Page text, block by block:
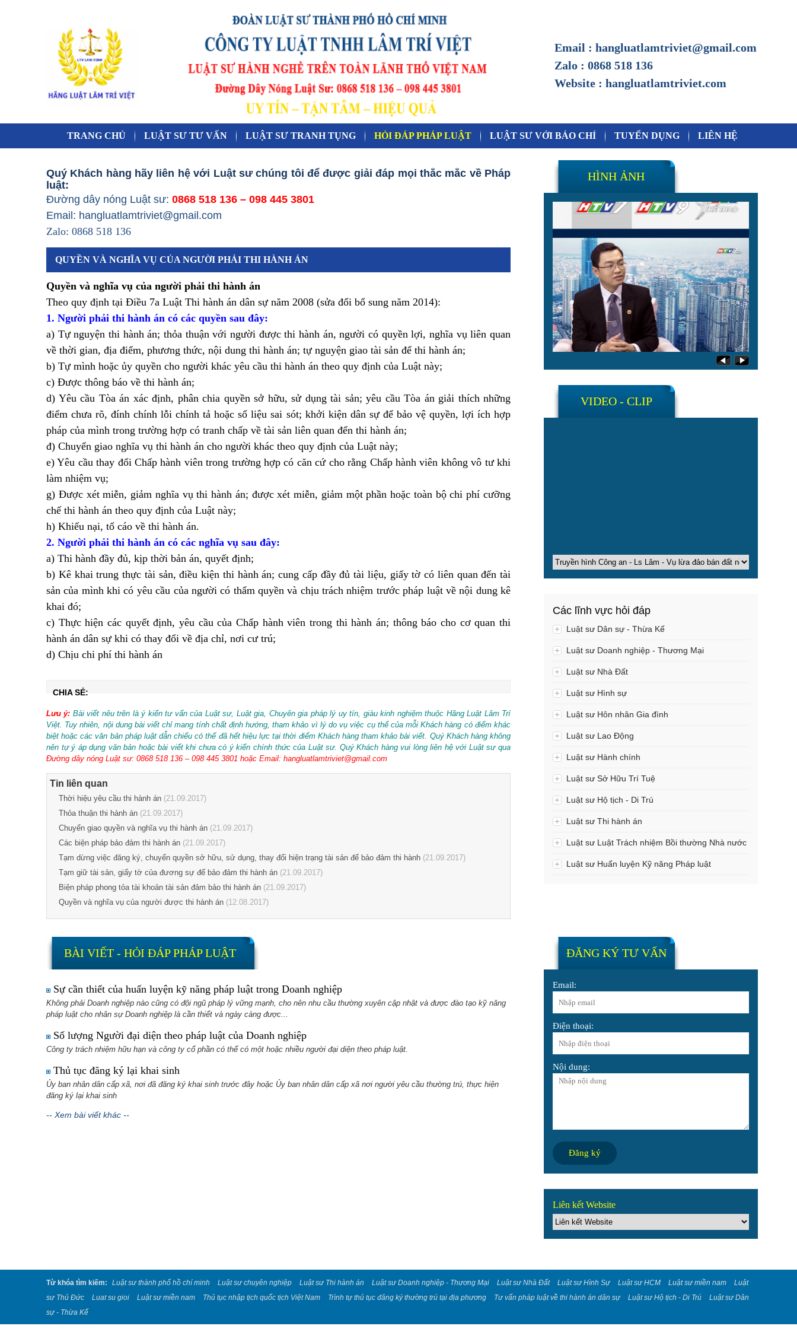
Email : hangluatlamtriviet@gmail.com
Zalo : 0868 518 136
Website : hangluatlamtriviet.com
TRANG CHỦ LUẬT SƯ TƯ VẤN LUẬT SƯ TRANH TỤNG HỎI ĐÁP PHÁP LUẬT LUẬT SƯ VỚI BÁO CHÍ TUYỂN DỤNG LIÊN HỆ
Quý Khách hàng hãy liên hệ với Luật sư chúng tôi để được giải đáp mọi thắc mắc về Pháp
luật:
Đường dây nóng Luật sư: 0868 518 136 – 098 445 3801
Email: hangluatlamtriviet@gmail.com
Zalo: 0868 518 136
QUYỀN VÀ NGHĨA VỤ CỦA NGƯỜI PHẢI THI HÀNH ÁN
Quyền và nghĩa vụ của người phải thi hành án
Theo quy định tại Điều 7a Luật Thi hành án dân sự năm 2008 (sửa đổi bổ sung năm 2014):
1. Người phải thi hành án có các quyền sau đây:
a) Tự nguyện thi hành án; thỏa thuận với người được thi hành án, người có quyền lợi, nghĩa vụ liên quan
về thời gian, địa điểm, phương thức, nội dung thi hành án; tự nguyện giao tài sản để thi hành án;
b) Tự mình hoặc ủy quyền cho người khác yêu cầu thi hành án theo quy định của Luật này;
c) Được thông báo về thi hành án;
d) Yêu cầu Tòa án xác định, phân chia quyền sở hữu, sử dụng tài sản; yêu cầu Tòa án giải thích những
điểm chưa rõ, đính chính lỗi chính tả hoặc số liệu sai sót; khởi kiện dân sự để bảo vệ quyền, lợi ích hợp
pháp của mình trong trường hợp có tranh chấp về tài sản liên quan đến thi hành án;
đ) Chuyển giao nghĩa vụ thi hành án cho người khác theo quy định của Luật này;
e) Yêu cầu thay đổi Chấp hành viên trong trường hợp có căn cứ cho rằng Chấp hành viên không vô tư khi
làm nhiệm vụ;
g) Được xét miễn, giảm nghĩa vụ thi hành án; được xét miễn, giảm một phần hoặc toàn bộ chi phí cưỡng
chế thi hành án theo quy định của Luật này;
h) Khiếu nại, tố cáo về thi hành án.
2. Người phải thi hành án có các nghĩa vụ sau đây:
a) Thi hành đầy đủ, kịp thời bản án, quyết định;
b) Kê khai trung thực tài sản, điều kiện thi hành án; cung cấp đầy đủ tài liệu, giấy tờ có liên quan đến tài
sản của mình khi có yêu cầu của người có thẩm quyền và chịu trách nhiệm trước pháp luật về nội dung kê
khai đó;
c) Thực hiện các quyết định, yêu cầu của Chấp hành viên trong thi hành án; thông báo cho cơ quan thi
hành án dân sự khi có thay đổi về địa chỉ, nơi cư trú;
d) Chịu chi phí thi hành án
CHIA SẺ:
Lưu ý: Bài viết nêu trên là ý kiến tư vấn của Luật sư, Luật gia, Chuyên gia pháp lý uy tín, giàu kinh nghiệm thuộc Hãng Luật Lâm Trí
Việt. Tuy nhiên, nội dung bài viết chỉ mang tính chất định hướng, tham khảo vì lý do vụ việc cụ thể của mỗi Khách hàng có điểm khác
biệt hoặc các văn bản pháp luật dẫn chiếu có thể đã hết hiệu lực tại thời điểm Khách hàng tham khảo bài viết. Quý Khách hàng không
nên tự ý áp dụng văn bản hoặc bài viết khi chưa có ý kiến chính thức của Luật sư. Quý Khách hàng vui lòng liên hệ với Luật sư qua
Đường dây nóng Luật sư: 0868 518 136 – 098 445 3801 hoặc Email: hangluatlamtriviet@gmail.com
Tin liên quan
Thời hiệu yêu cầu thi hành án (21.09.2017)
Thỏa thuận thi hành án (21.09.2017)
Chuyển giao quyền và nghĩa vụ thi hành án (21.09.2017)
Các biện pháp bảo đảm thi hành án (21.09.2017)
Tạm dừng việc đăng ký, chuyển quyền sở hữu, sử dụng, thay đổi hiện trạng tài sản để bảo đảm thi hành (21.09.2017)
Tạm giữ tài sản, giấy tờ của đương sự để bảo đảm thi hành án (21.09.2017)
Biện pháp phong tỏa tài khoản tài sản đảm bảo thi hành án (21.09.2017)
Quyền và nghĩa vụ của người được thi hành án (12.08.2017)
HÌNH ẢNH
VIDEO - CLIP
Các lĩnh vực hỏi đáp
Luật sư Dân sự - Thừa Kế
Luật sư Doanh nghiệp - Thương Mại
Luật sư Nhà Đất
Luật sư Hình sự
Luật sư Hôn nhân Gia đình
Luật sư Lao Động
Luật sư Hành chính
Luật sư Sở Hữu Trí Tuệ
Luật sư Hộ tịch - Di Trú
Luật sư Thi hành án
Luật sư Luật Trách nhiệm Bồi thường Nhà nước
Luật sư Huấn luyện Kỹ năng Pháp luật
BÀI VIẾT - HỎI ĐÁP PHÁP LUẬT
Sự cần thiết của huấn luyện kỹ năng pháp luật trong Doanh nghiệp
Không phải Doanh nghiệp nào cũng có đội ngũ pháp lý vững mạnh, cho nên nhu cầu thường xuyên cập nhật và được đào tạo kỹ năng
pháp luật cho nhân sự Doanh nghiệp là cần thiết và ngày càng được...
Số lượng Người đại diện theo pháp luật của Doanh nghiệp
Công ty trách nhiệm hữu hạn và công ty cổ phần có thể có một hoặc nhiều người đại diện theo pháp luật.
Thủ tục đăng ký lại khai sinh
Ủy ban nhân dân cấp xã, nơi đã đăng ký khai sinh trước đây hoặc Ủy ban nhân dân cấp xã nơi người yêu cầu thường trú, thực hiện
đăng ký lại khai sinh
-- Xem bài viết khác --
ĐĂNG KÝ TƯ VẤN
Email:
Điện thoại:
Nội dung:
Liên kết Website
Từ khóa tìm kiếm: Luật sư thành phố hồ chí minh Luật sư chuyên nghiệp Luật sư Thi hành án Luật sư Doanh nghiệp - Thương Mại Luật sư Nhà Đất Luật sư Hình Sự Luật sư HCM Luật sư miền nam
Luật
sư Thủ Đức
Luat su gioi Luật sư miền nam Thủ tục nhập tịch quốc tịch Việt Nam Trình tự thủ tục đăng ký thường trú tại địa phương Tư vấn pháp luật về thi hành án dân sự Luật sư Hộ tịch - Di Trú
Luật sư Dân
sự - Thừa Kế